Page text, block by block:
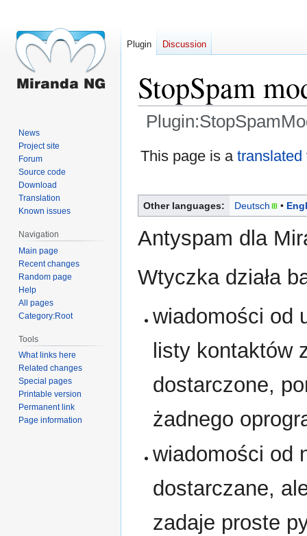
StopSpam
Jump
Jump
This page is atranslated
Other languages: Deutsch
Antyspam dla
Wtyczka działa
wiadomości od
listy kontaktów
dostarczone,
żadnego
wiadomości od
dostarczane,
zadaje proste
Plugin Discussion
News
Project site
Forum
Source code
Download
Translation
Known issues
Navigation
Main page
Recent changes
Random page
Help
All pages
Category:Root
Tools
What links here
Related changes
Special pages
Printable version
Permanent link
Page information